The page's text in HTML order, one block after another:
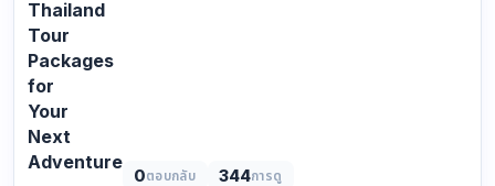
Thailand
Tour
Packages
for
Your
Next
Adventure
0ตอบกลับ 344การดู